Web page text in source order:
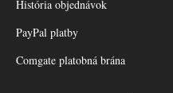
História objednávok
PayPal platby
Comgate platobná brána